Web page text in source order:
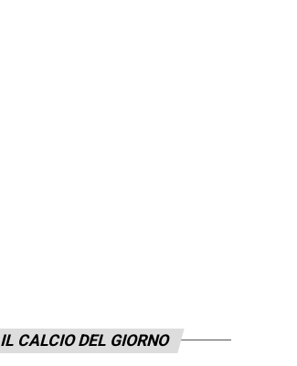
IL CALCIO DEL GIORNO